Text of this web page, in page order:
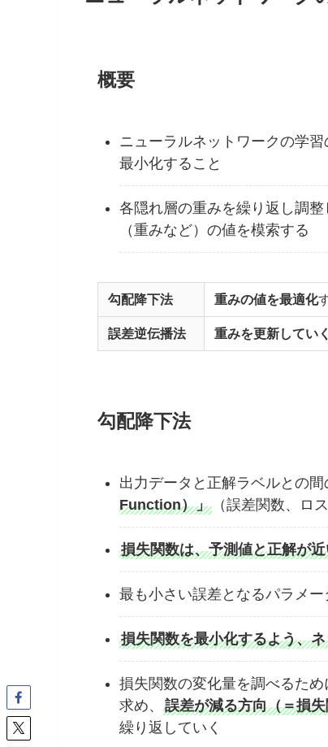
概要
ニューラルネットワークの学
最小化すること
各隠れ層の重みを繰り返し調
（重みなど）の値を模索する
勾配降下法 重みの値を最適化
誤差逆伝播法 重みを更新してい
勾配降下法
出力データと正解ラベルとの
Function）」 （誤差関数、ロ
損失関数は、予測値と正解が
最も小さい誤差となるパラメ
損失関数を最小化するよう、
損失関数の変化量を調べるため
求め、 誤差が減る方向（＝損
繰り返していく